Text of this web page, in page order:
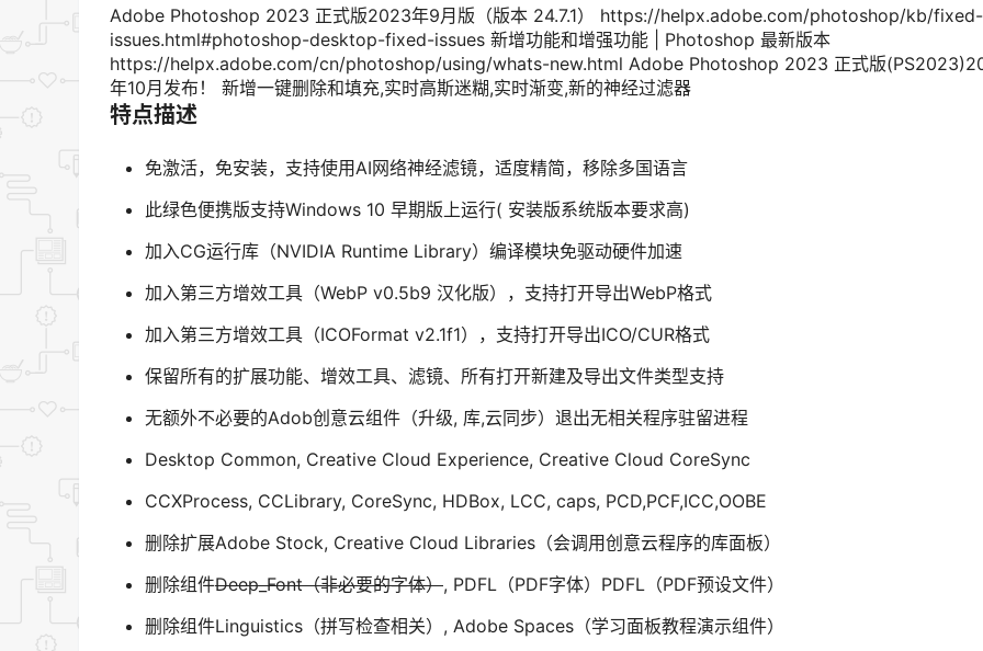
Adobe Photoshop 2023 正式版2023年9月版（版本 24.7.1） https://helpx.adobe.com/photoshop/kb/fixed-
issues.html#photoshop-desktop-fixed-issues 新增功能和增强功能 | Photoshop 最新版本
https://helpx.adobe.com/cn/photoshop/using/whats-new.html Adobe Photoshop 2023 正式版
年10月发布！ 新增一键删除和填充,实时高斯迷糊,实时渐变,新的神经过滤器
特点描述
免激活，免安装，支持使用AI网络神经滤镜，适度精简，移除多国语言
此绿色便携版支持Windows 10 早期版上运行( 安装版系统版本要求高)
加入CG运行库（NVIDIA Runtime Library）编译模块免驱动硬件加速
加入第三方增效工具（WebP v0.5b9 汉化版），支持打开导出WebP格式
加入第三方增效工具（ICOFormat v2.1f1），支持打开导出ICO/CUR格式
保留所有的扩展功能、增效工具、滤镜、所有打开新建及导出文件类型支持
无额外不必要的Adob创意云组件（升级, 库,云同步）退出无相关程序驻留进程
Desktop Common, Creative Cloud Experience, Creative Cloud CoreSync
CCXProcess, CCLibrary, CoreSync, HDBox, LCC, caps, PCD,PCF,ICC,OOBE
删除扩展Adobe Stock, Creative Cloud Libraries（会调用创意云程序的库面板）
删除组件Deep_Font（非必要的字体）, PDFL（PDF字体）PDFL（PDF预设文件）
删除组件Linguistics（拼写检查相关）, Adobe Spaces（学习面板教程演示组件）